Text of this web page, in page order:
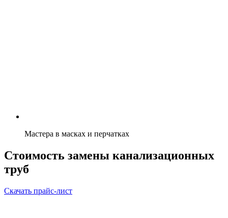
Мастера в масках и перчатках
Стоимость замены канализационных
труб
Скачать прайс-лист